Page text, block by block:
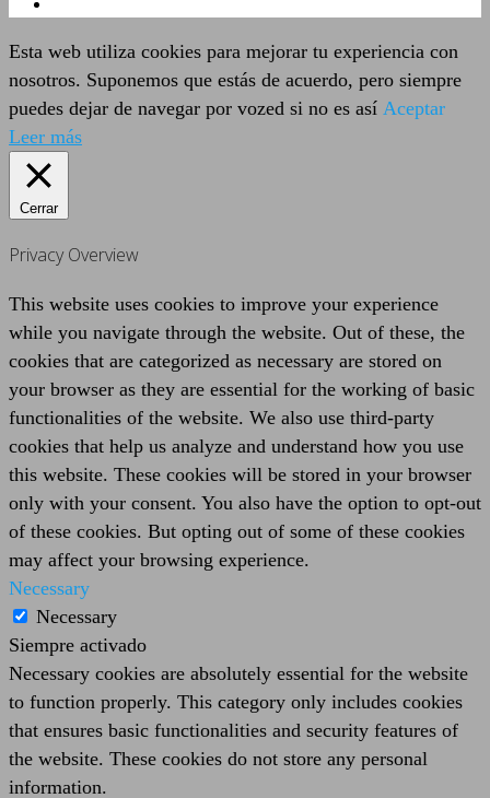
Esta web utiliza cookies para mejorar tu experiencia con
nosotros. Suponemos que estás de acuerdo, pero siempre
puedes dejar de navegar por vozed si no es así Aceptar
Leer más
Cerrar
Privacy Overview
This website uses cookies to improve your experience
while you navigate through the website. Out of these, the
cookies that are categorized as necessary are stored on
your browser as they are essential for the working of basic
functionalities of the website. We also use third-party
cookies that help us analyze and understand how you use
this website. These cookies will be stored in your browser
only with your consent. You also have the option to opt-out
of these cookies. But opting out of some of these cookies
may affect your browsing experience.
Necessary
Necessary
Siempre activado
Necessary cookies are absolutely essential for the website
to function properly. This category only includes cookies
that ensures basic functionalities and security features of
the website. These cookies do not store any personal
information.